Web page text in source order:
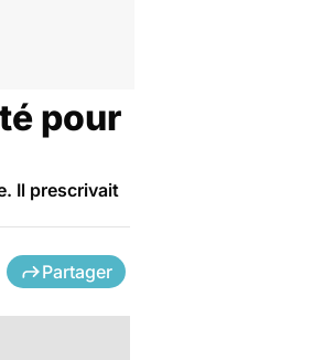
pour
Il prescrivait
Partager